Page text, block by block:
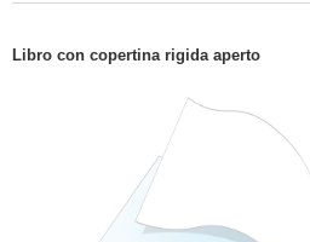
Libro con copertina rigida aperto